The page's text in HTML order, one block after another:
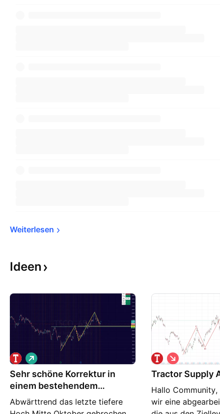
Weiterlesen
Ideen
Sehr schöne Korrektur in
einem bestehendem
Aufwärtstrend
Abwärttrend das letzte tiefere
L
o
n
Tractor Supply
Hallo
wir eine
S
h
o
t